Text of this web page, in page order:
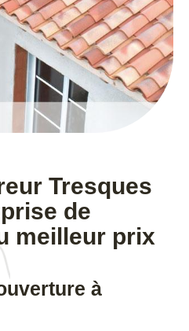
Tresques
de
meilleur prix
à